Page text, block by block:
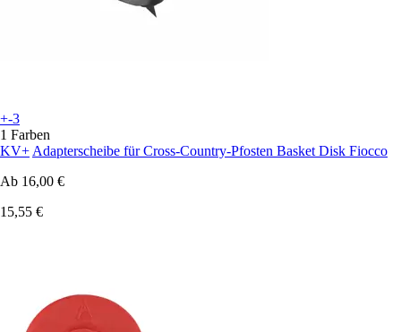
+-3
1 Farben
KV+ Adapterscheibe für Cross-Country-Pfosten Basket Disk Fiocco
Ab 16,00 €
15,55 €